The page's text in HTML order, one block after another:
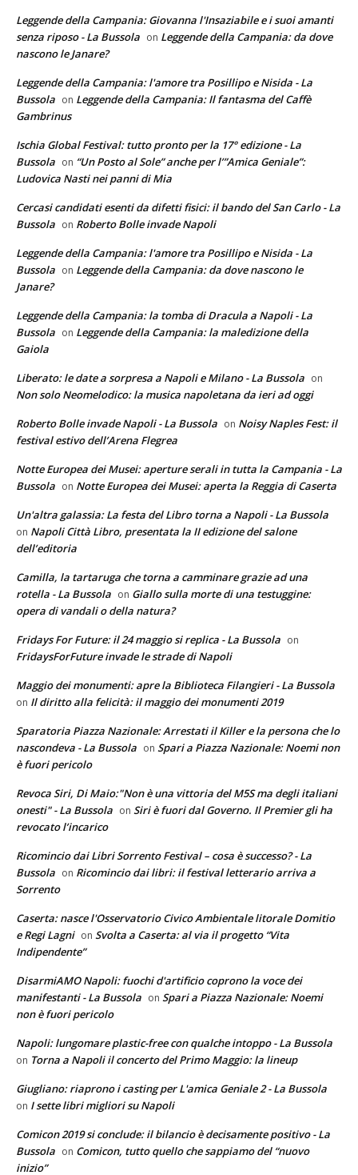
Leggende della Campania: Giovanna l'Insaziabile e i suoi amanti
senza riposo - La Bussola on Leggende della Campania: da dove
nascono le Janare?
Leggende della Campania: l'amore tra Posillipo e Nisida - La
Bussola on Leggende della Campania: Il fantasma del Caffè
Gambrinus
Ischia Global Festival: tutto pronto per la 17° edizione - La
Bussola on “Un Posto al Sole” anche per l’”Amica Geniale”:
Ludovica Nasti nei panni di Mia
Cercasi candidati esenti da difetti fisici: il bando del San Carlo - La
Bussola on Roberto Bolle invade Napoli
Leggende della Campania: l'amore tra Posillipo e Nisida - La
Bussola on Leggende della Campania: da dove nascono le
Janare?
Leggende della Campania: la tomba di Dracula a Napoli - La
Bussola on Leggende della Campania: la maledizione della
Gaiola
Liberato: le date a sorpresa a Napoli e Milano - La Bussola on
Non solo Neomelodico: la musica napoletana da ieri ad oggi
Roberto Bolle invade Napoli - La Bussola on Noisy Naples Fest: il
festival estivo dell’Arena Flegrea
Notte Europea dei Musei: aperture serali in tutta la Campania - La
Bussola on Notte Europea dei Musei: aperta la Reggia di Caserta
Un'altra galassia: La festa del Libro torna a Napoli - La Bussola
on Napoli Città Libro, presentata la II edizione del salone
dell’editoria
Camilla, la tartaruga che torna a camminare grazie ad una
rotella - La Bussola on Giallo sulla morte di una testuggine:
opera di vandali o della natura?
Fridays For Future: il 24 maggio si replica - La Bussola on
FridaysForFuture invade le strade di Napoli
Maggio dei monumenti: apre la Biblioteca Filangieri - La Bussola
on Il diritto alla felicità: il maggio dei monumenti 2019
Sparatoria Piazza Nazionale: Arrestati il Killer e la persona che lo
nascondeva - La Bussola on Spari a Piazza Nazionale: Noemi non
è fuori pericolo
Revoca Siri, Di Maio:"Non è una vittoria del M5S ma degli italiani
onesti" - La Bussola on Siri è fuori dal Governo. Il Premier gli ha
revocato l’incarico
Ricomincio dai Libri Sorrento Festival – cosa è successo? - La
Bussola on Ricomincio dai libri: il festival letterario arriva a
Sorrento
Caserta: nasce l'Osservatorio Civico Ambientale litorale Domitio
e Regi Lagni on Svolta a Caserta: al via il progetto “Vita
Indipendente”
DisarmiAMO Napoli: fuochi d'artificio coprono la voce dei
manifestanti - La Bussola on Spari a Piazza Nazionale: Noemi
non è fuori pericolo
Napoli: lungomare plastic-free con qualche intoppo - La Bussola
on Torna a Napoli il concerto del Primo Maggio: la lineup
Giugliano: riaprono i casting per L'amica Geniale 2 - La Bussola
on I sette libri migliori su Napoli
Comicon 2019 si conclude: il bilancio è decisamente positivo - La
Bussola on Comicon, tutto quello che sappiamo del “nuovo
inizio”